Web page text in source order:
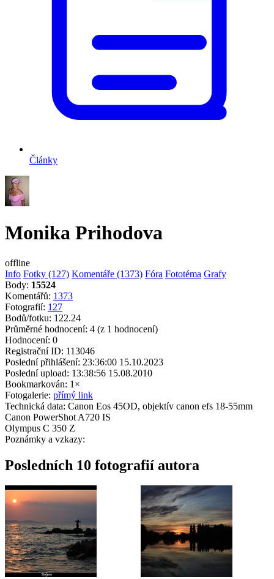
Články
Monika Prihodova
offline
Info Fotky (127) Komentáře (1373) Fóra Fototéma Grafy
Body: 15524
Komentářů: 1373
Fotografií: 127
Bodů/fotku: 122.24
Průměrné hodnocení: 4 (z 1 hodnocení)
Hodnocení: 0
Registrační ID: 113046
Poslední přihlášení: 23:36:00 15.10.2023
Poslední upload: 13:38:56 15.08.2010
Bookmarkován: 1×
Fotogalerie: přímý link
Technická data: Canon Eos 45OD, objektív canon efs 18-55mm
Canon PowerShot A720 IS
Olympus C 350 Z
Poznámky a vzkazy:
Posledních 10 fotografií autora